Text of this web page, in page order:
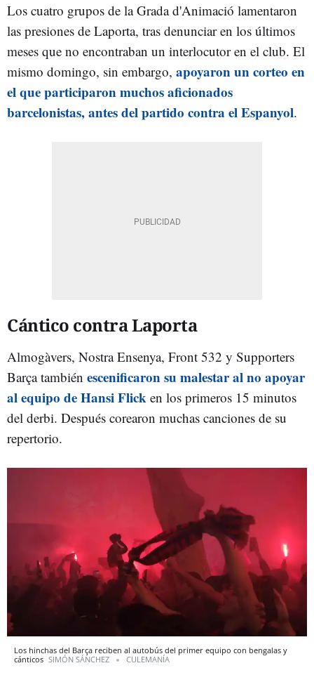
Los cuatro grupos de la Grada d'Animació lamentaron
las presiones de Laporta, tras denunciar en los últimos
meses que no encontraban un interlocutor en el club. El
mismo domingo, sin embargo, apoyaron un corteo en
el que participaron muchos aficionados
barcelonistas, antes del partido contra el Espanyol.
Cántico contra Laporta
Almogàvers, Nostra Ensenya, Front 532 y Supporters
Barça también escenificaron su malestar al no apoyar
al equipo de Hansi Flick en los primeros 15 minutos
del derbi. Después corearon muchas canciones de su
repertorio.
Los hinchas del Barça reciben al autobús del primer equipo con bengalas y
cánticos SIMÓN SÁNCHEZ CULEMANÍA